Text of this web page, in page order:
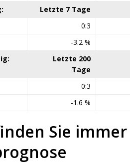
Letzte 7 Tage
0:3
-3.2 %
Letzte 200
Tage
0:3
-1.6 %
Sie